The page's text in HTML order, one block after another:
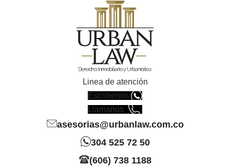
Linea de atención
Escribenos
Llamanos
asesorias@urbanlaw.com.co
304 525 72 50
(606) 738 1188